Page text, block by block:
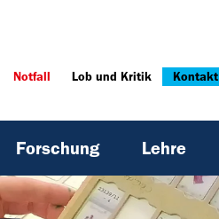
Notfall Lob und Kritik Kontakt
Forschung Lehre